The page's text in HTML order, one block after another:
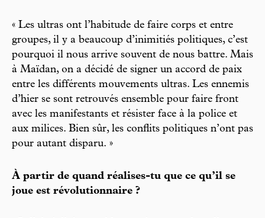
« Les ultras ont l’habitude de faire corps et entre
groupes, il y a beaucoup d’inimitiés politiques, c’est
pourquoi il nous arrive souvent de nous battre. Mais
à Maïdan, on a décidé de signer un accord de paix
entre les différents mouvements ultras. Les ennemis
d’hier se sont retrouvés ensemble pour faire front
avec les manifestants et résister face à la police et
aux milices. Bien sûr, les conflits politiques n’ont pas
pour autant disparu. »
À partir de quand réalises-tu que ce qu’il se
joue est révolutionnaire ?